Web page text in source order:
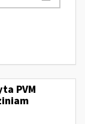
PVM